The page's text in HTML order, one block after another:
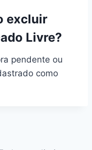
excluir
Livre?
pendente ou
como